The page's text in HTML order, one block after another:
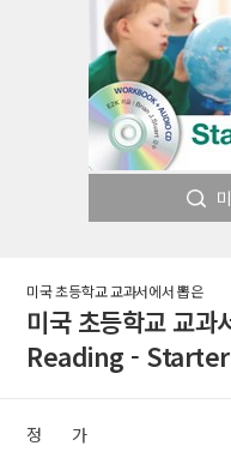
미국 초등학교 교과서에서 뽑은
미국 초등학교 교
Reading -
정 가